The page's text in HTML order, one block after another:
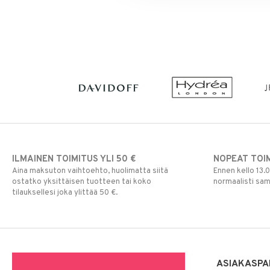
ILMAINEN TOIMITUS YLI 50 €
Aina maksuton vaihtoehto, huolimatta siitä
ostatko yksittäisen tuotteen tai koko
tilauksellesi joka ylittää 50 €.
NOPEAT
Ennen kello
normaalisti